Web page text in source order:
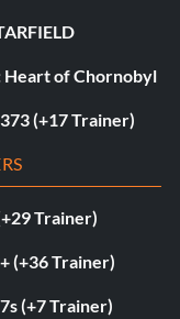
Heart of Chornobyl
(+17 Trainer)
Trainer)
(+36 Trainer)
(+7 Trainer)